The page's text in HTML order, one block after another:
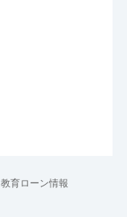
教育ローン情報